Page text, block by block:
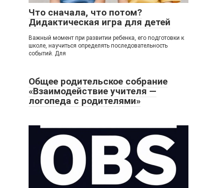
Что сначала, что потом?
Дидактическая игра для детей
Важный момент при развитии ребенка, его подготовки к
школе, научиться определять последовательность
событий. Для
Общее родительское собрание
«Взаимодействие учителя —
логопеда с родителями»